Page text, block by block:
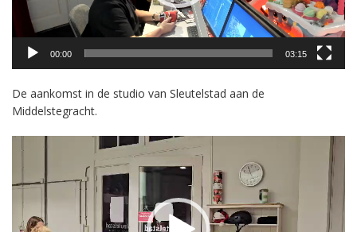
00:00 03:15
De aankomst in de studio van Sleutelstad aan de
Middelstegracht.